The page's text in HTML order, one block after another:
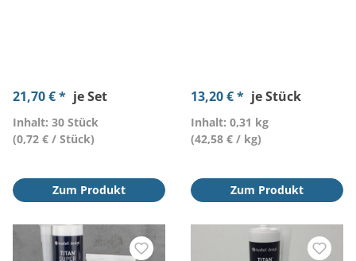
21,70 € * je Set
Inhalt: 30 Stück
(0,72 € / Stück)
Zum Produkt
13,20 € * je Stück
Inhalt: 0,31 kg
(42,58 € / kg)
Zum Produkt